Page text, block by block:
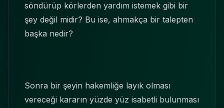
söndürüp körlerden yardım istemek gibi bir
şey değil midir? Bu ise, ahmakça bir talepten
başka nedir?
Sonra bir şeyin hakemliğe layık olması
vereceği kararın yüzde yüz isabetli bulunması